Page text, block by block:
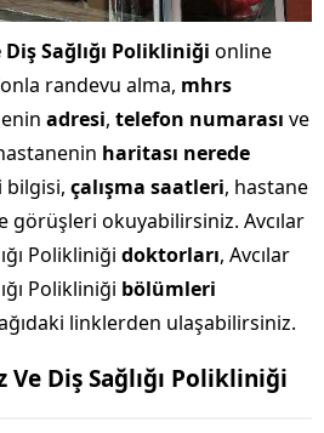
Diş Sağlığı Polikliniği online
randevu alma, mhrs
adresi, telefon numarası ve
haritası nerede
bilgisi, çalışma saatleri, hastane
görüşleri okuyabilirsiniz. Avcılar
Polikliniği doktorları, Avcılar
Polikliniği bölümleri
linklerden ulaşabilirsiniz.
Ve Diş Sağlığı Polikliniği